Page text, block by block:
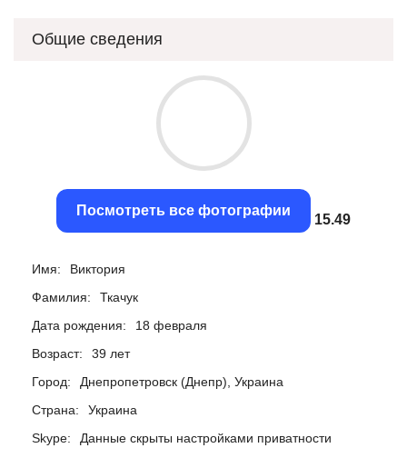
Общие сведения
Посмотреть все фотографии
15.05
Имя:
Виктория
Фамилия:
Ткачук
Дата рождения:
18 февраля
Возраст:
39 лет
Город:
Днепропетровск (Днепр), Украина
Страна:
Украина
Skype:
Данные скрыты настройками приватности